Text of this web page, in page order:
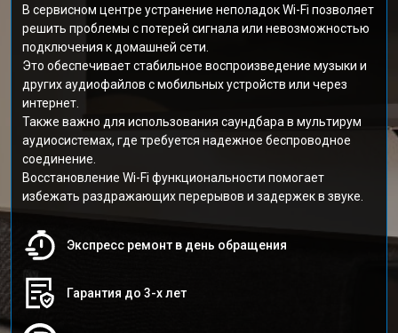
В сервисном центре устранение неполадок Wi-Fi позволяет
решить проблемы с потерей сигнала или невозможностью
подключения к домашней сети.
Это обеспечивает стабильное воспроизведение музыки и
других аудиофайлов с мобильных устройств или через
интернет.
Также важно для использования саундбара в мультирум
аудиосистемах, где требуется надежное беспроводное
соединение.
Восстановление Wi-Fi функциональности помогает
избежать раздражающих перерывов и задержек в звуке.
Экспресс ремонт в день обращения
Гарантия до 3-х лет